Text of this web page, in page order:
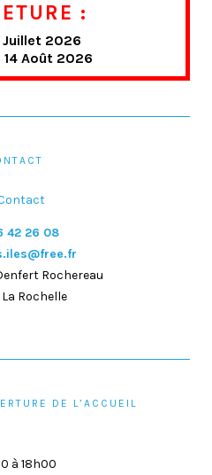
:
Juillet 2026
Août 2026
42 26 08
Rochereau
Rochelle
DE L’ACCUEIL
à 18h00